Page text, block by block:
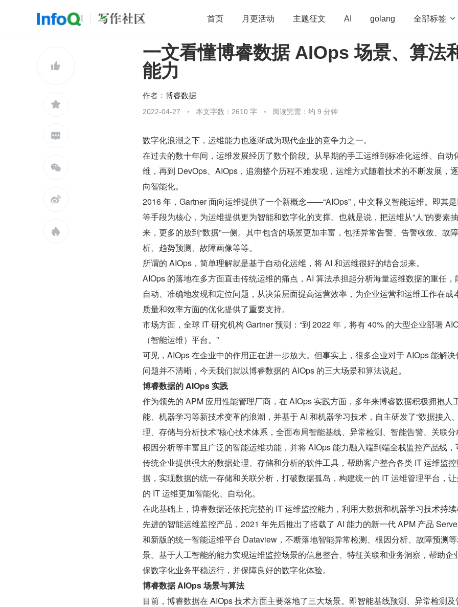
首页 月更活动 主题征文 AI golang 全部标签 
开源 架构 OpenHarmony 算法 学习方法 Web3.0 高
前端 团队管理






一文看懂博睿数据 AIOps 场景、算法
能力
作者： 博睿数据
2022-04-27 本文字数：2610 字 阅读完需：约 9 分钟
数字化浪潮之下，运维能力也逐渐成为现代企业的竞争力之一。
在过去的数十年间，运维发展经历了数个阶段。从早期的手工运维到标准化运维、自动
维，再到 DevOps、AIOps，追溯整个历程不难发现，运维方式随着技术的不断发展，
向智能化。
2016 年，Gartner 面向运维提供了一个新概念——“AIOps”，中文释义智能运维。即其
等手段为核心，为运维提供更为智能和数字化的支撑。也就是说，把运维从“人”的要素
来，更多的放到“数据”一侧。其中包含的场景更加丰富，包括异常告警、告警收敛、故
析、趋势预测、故障画像等等。
所谓的 AIOps，简单理解就是基于自动化运维，将 AI 和运维很好的结合起来。
AIOps 的落地在多方面直击传统运维的痛点，AI 算法承担起分析海量运维数据的重任，
自动、准确地发现和定位问题，从决策层面提高运营效率，为企业运营和运维工作在成
质量和效率方面的优化提供了重要支持。
市场方面，全球 IT 研究机构 Gartner 预测：“到 2022 年，将有 40% 的大型企业部署
（智能运维）平台。”
可见，AIOps 在企业中的作用正在进一步放大。但事实上，很多企业对于 AIOps 能解决
问题并不清晰，今天我们就以博睿数据的 AIOps 的三大场景和算法说起。
博睿数据的 AIOps 实践
作为领先的 APM 应用性能管理厂商，在 AIOps 实践方面，多年来博睿数据积极拥抱人
能、机器学习等新技术变革的浪潮，并基于 AI 和机器学习技术，自主研发了“数据接入
理、存储与分析技术”核心技术体系，全面布局智能基线、异常检测、智能告警、关联
根因分析等丰富且广泛的智能运维功能，并将 AIOps 能力融入端到端全栈监控产品线，
传统企业提供强大的数据处理、存储和分析的软件工具，帮助客户整合各类 IT 运维监
据，实现数据的统一存储和关联分析，打破数据孤岛，构建统一的 IT 运维管理平台，
的 IT 运维更加智能化、自动化。
在此基础上，博睿数据还依托完整的 IT 运维监控能力，利用大数据和机器学习技术持
先进的智能运维监控产品，2021 年先后推出了搭载了 AI 能力的新一代 APM 产品
和新版的统一智能运维平台 Dataview，不断落地智能异常检测、根因分析、故障预测
景。基于人工智能的能力实现运维监控场景的信息整合、特征关联和业务洞察，帮助企
保数字化业务平稳运行，并保障良好的数字化体验。
博睿数据 AIOps 场景与算法
目前，博睿数据在 AIOps 技术方面主要落地了三大场景。即智能基线预测、异常检测及